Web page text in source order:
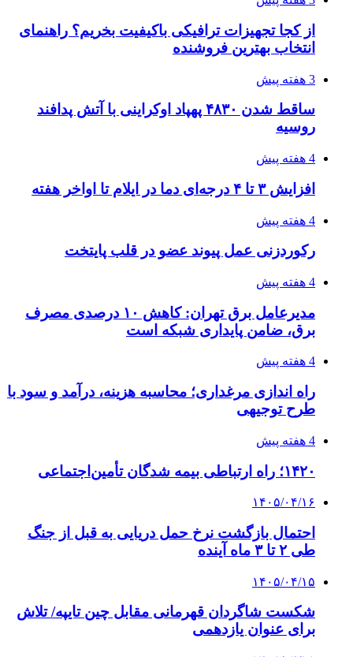
۱۴۰۵/۰۴/۱۶
طی ۲ تا ۳ ماه آینده
۱۴۰۵/۰۴/۱۵
برای عنوان یازدهمی
۱۴۰۵/۰۴/۱۵
عاشقانه، دارک رومنس و رمان بدون حذفیات
راهنمای جامع خرید تجهیزات اندازه گیری؛ چطور
دقیق‌ترین ابزارها را آنلاین بخریم؟
مراسم سوگواری امام شهید در کوهرنگ
۱۴۰۵/۰۴/۱۳
دندانپزشکی تحت بیهوشی در شرق تهران
پیوندها
خرید بهترین قهوه | خرید قهوه | قهوه گرنیکا کافی
صندوق طلا
وام فوری
بازار و کسب و کار
خرید ابزار آلات دستی و صنعتی زیر قیمت بازار؛